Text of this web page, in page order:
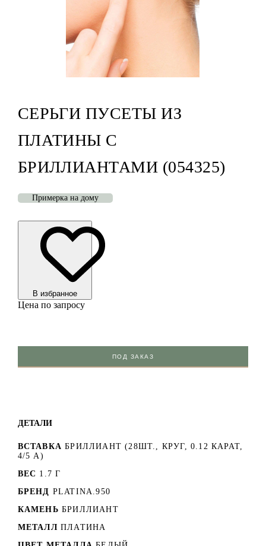
СЕРЬГИ ПУСЕТЫ ИЗ
ПЛАТИНЫ С
БРИЛЛИАНТАМИ (054325)
Примерка на дому
В избранноe
Цена по запросу
ПОД ЗАКАЗ
ДЕТАЛИ
ВСТАВКА БРИЛЛИАНТ (28ШТ., КРУГ, 0.12 КАРАТ,
4/5 А)
ВЕС 1.7 Г
БРЕНД PLATINA.950
КАМЕНЬ БРИЛЛИАНТ
МЕТАЛЛ ПЛАТИНА